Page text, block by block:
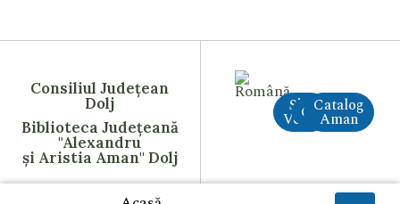
Consiliul Județean
Dolj
Biblioteca Județeană
"Alexandru
și Aristia Aman" Dolj
Site
VechiCreAI
Catalog
Aman